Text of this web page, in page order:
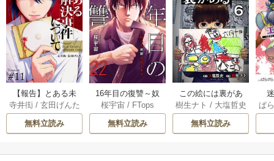
【報告】とある未
解決事件について 1
1巻
寺井衒/ 玄田げんた
無料立読み
16年目の復讐～奴
らを地獄に送るま
で 22巻
桜宇宙 / FTops
無料立読み
この絵には裏があ
る 6巻
樹生ナト / 大塩哲史
無料立読み
ぱ